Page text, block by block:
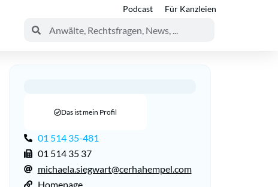
Podcast Für Kanzleien
Das ist mein Profil
01 514 35-481
01 514 35 37
michaela.siegwart@cerhahempel.com
Homepage